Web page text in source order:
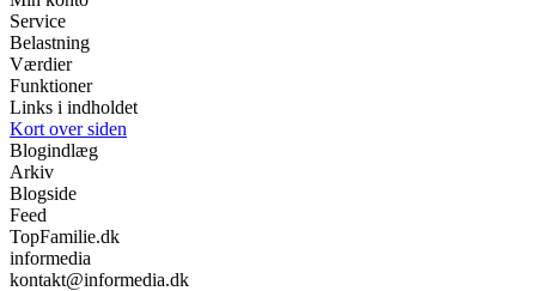
Service
Belastning
Værdier
Funktioner
Links i indholdet
Kort over siden
Blogindlæg
Arkiv
Blogside
Feed
TopFamilie.dk
informedia
kontakt@informedia.dk